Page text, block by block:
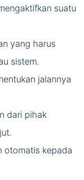
suatu
yang harus
sistem.
jalannya
dari pihak
otomatis kepada